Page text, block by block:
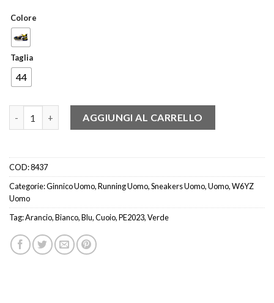
Colore
Taglia
44
W6YZ jet-m Sneaker running multicolor quantità
AGGIUNGI AL CARRELLO
COD:8437
Categorie:Ginnico Uomo,Running Uomo,Sneakers Uomo,Uomo,W6YZ
Uomo
Tag:Arancio,Bianco,Blu,Cuoio,PE2023,Verde